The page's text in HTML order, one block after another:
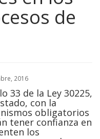
de
2016
33 de la Ley 30225,
con la
obligatorios
tener confianza en
los